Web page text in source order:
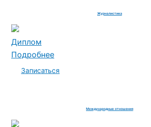
Журналистика
Диплом
Подробнее
Записаться
Международные отношения